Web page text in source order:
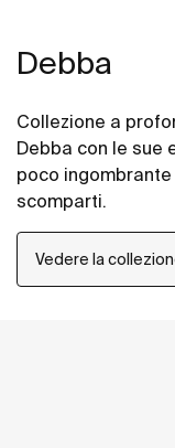
Debba
Collezione a
Debba con le sue
poco
scomparti.
Vedere la